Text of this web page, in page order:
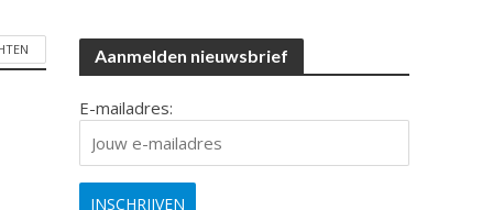
Aanmelden nieuwsbrief
E-mailadres: